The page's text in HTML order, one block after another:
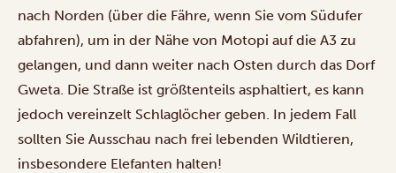
nach Norden (über die Fähre, wenn Sie vom Südufer
abfahren), um in der Nähe von Motopi auf die A3 zu
gelangen, und dann weiter nach Osten durch das Dorf
Gweta. Die Straße ist größtenteils asphaltiert, es kann
jedoch vereinzelt Schlaglöcher geben. In jedem Fall
sollten Sie Ausschau nach frei lebenden Wildtieren,
insbesondere Elefanten halten!